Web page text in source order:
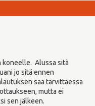
koneelle. Alussa sitä
jo sitä ennen
saa tarvittaessa
mutta ei
sen jälkeen.